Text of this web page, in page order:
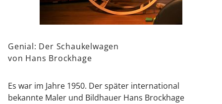
Genial: Der Schaukelwagen
von Hans Brockhage
Es war im Jahre 1950. Der später international
bekannte Maler und Bildhauer Hans Brockhage